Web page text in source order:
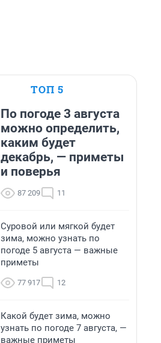
ТОП 5
По погоде 3 августа
можно определить,
каким будет
декабрь, — приметы
и поверья
87 209 11
Суровой или мягкой будет
зима, можно узнать по
погоде 5 августа — важные
приметы
77 917 12
Какой будет зима, можно
узнать по погоде 7 августа, —
важные приметы